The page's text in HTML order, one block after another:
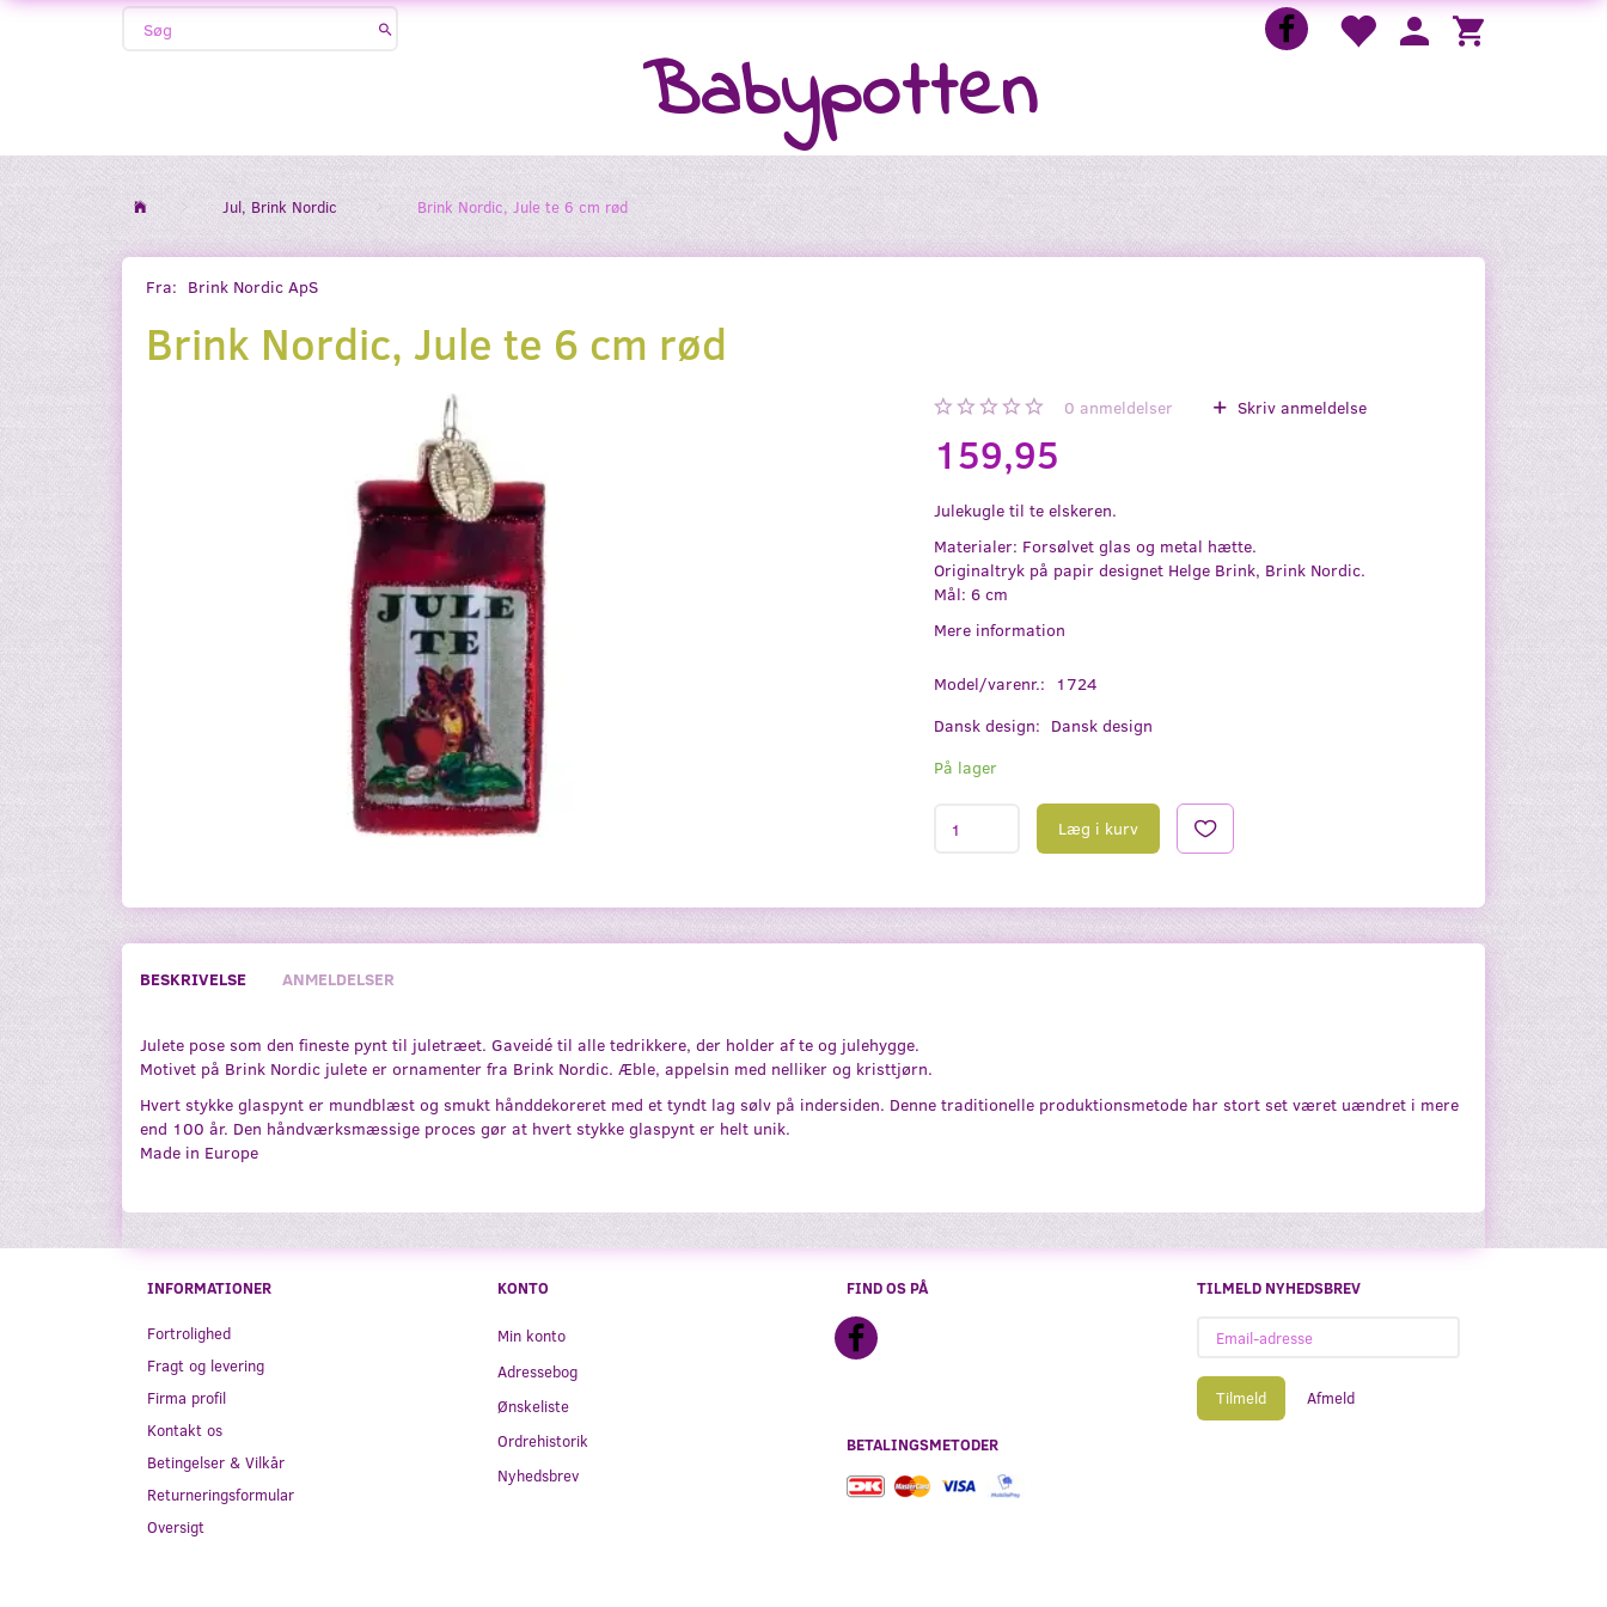
Babypotten
Jul, Brink Nordic Brink Nordic, Jule te 6 cm rød
Fra: Brink Nordic ApS
Brink Nordic, Jule te 6 cm rød
0 anmeldelser Skriv anmeldelse
159,95
Julekugle til te elskeren.
Materialer: Forsølvet glas og metal hætte.
Originaltryk på papir designet Helge Brink, Brink Nordic.
Mål: 6 cm
Mere information
Model/varenr.:
1724
Dansk design: Dansk design
På lager
Læg i kurv
BESKRIVELSE ANMELDELSER
Julete pose som den fineste pynt til juletræet. Gaveidé til alle tedrikkere, der holder af te og julehygge.
Motivet på Brink Nordic julete er ornamenter fra Brink Nordic. Æble, appelsin med nelliker og kristtjørn.
Hvert stykke glaspynt er mundblæst og smukt hånddekoreret med et tyndt lag sølv på indersiden. Denne traditionelle produktionsmetode har stort set været uændret i mere
end 100 år. Den håndværksmæssige proces gør at hvert stykke glaspynt er helt unik.
Made in Europe
INFORMATIONER
Fortrolighed
Fragt og levering
Firma profil
Kontakt os
Betingelser & Vilkår
Returneringsformular
Oversigt
KONTO
Min konto
Adressebog
Ønskeliste
Ordrehistorik
Nyhedsbrev
FIND OS PÅ
BETALINGSMETODER
TILMELD NYHEDSBREV
adresse
Tilmeld Afmeld